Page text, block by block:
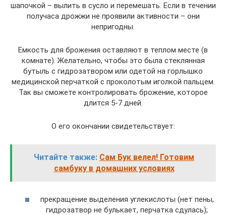
шапочкой – вылить в сусло и перемешать. Если в течении
получаса дрожжи не проявили активности – они
непригодны.
Емкость для брожения оставляют в теплом месте (в
комнате). Желательно, чтобы это была стеклянная
бутыль с гидрозатвором или одетой на горлышко
медицинской перчаткой с проколотым иголкой пальцем.
Так вы сможете контролировать брожение, которое
длится 5-7 дней.
О его окончании свидетельствует:
Читайте также: Сам Бук велел! Готовим
самбуку в домашних условиях
прекращение выделения углекислоты (нет пены,
гидрозатвор не булькает, перчатка сдулась);